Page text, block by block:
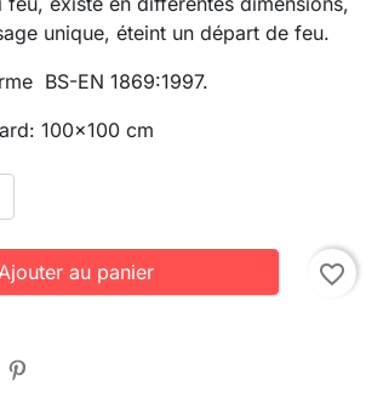
unique, éteint un départ de feu.
BS-EN 1869:1997.
100x100 cm
au panier favorite_border